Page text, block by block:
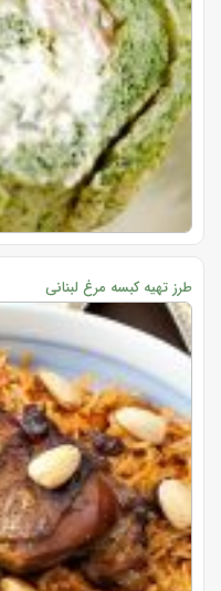
طرز تهیه کبسه مرغ لبنانی